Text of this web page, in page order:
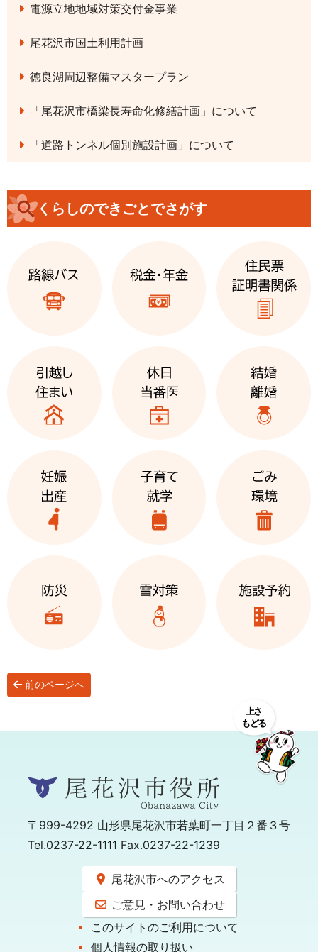
電源立地地域対策交付金事業
尾花沢市国土利用計画
徳良湖周辺整備マスタープラン
「尾花沢市橋梁長寿命化修繕計画」について
「道路トンネル個別施設計画」について
くらしのできごとでさがす
前のページへ
〒999-4292 山形県尾花沢市若葉町一丁目２番３号
Tel.0237-22-1111 Fax.0237-22-1239
尾花沢市へのアクセス
ご意見・お問い合わせ
このサイトのご利用について
個人情報の取り扱い